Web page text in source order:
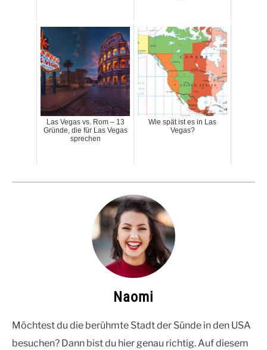
Las Vegas vs. Rom – 13
Gründe, die für Las Vegas
sprechen
Wie spät ist es in Las
Vegas?
Naomi
Möchtest du die berühmte Stadt der Sünde in den USA
besuchen? Dann bist du hier genau richtig. Auf diesem